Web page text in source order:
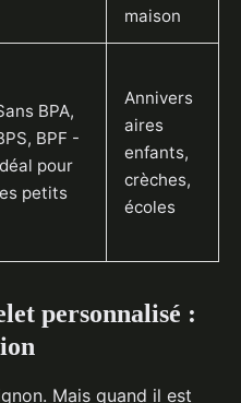
maison
BPA,
BPF -
pour
petits
Annivers
aires
enfants,
crèches,
écoles
personnalisé :
Mais quand il est